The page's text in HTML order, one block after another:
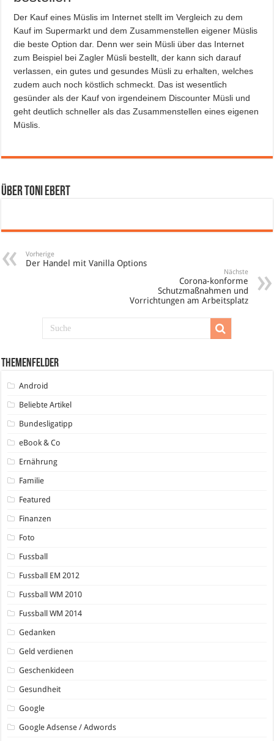
Der Kauf eines Müslis im Internet stellt im Vergleich zu dem
Kauf im Supermarkt und dem Zusammenstellen eigener Müslis
die beste Option dar. Denn wer sein Müsli über das Internet
zum Beispiel bei Zagler Müsli bestellt, der kann sich darauf
verlassen, ein gutes und gesundes Müsli zu erhalten, welches
zudem auch noch köstlich schmeckt. Das ist wesentlich
gesünder als der Kauf von irgendeinem Discounter Müsli und
geht deutlich schneller als das Zusammenstellen eines eigenen
Müslis.
Über Toni Ebert
Vorherige
Der Handel mit Vanilla Options
Nächste
Corona-konforme
Schutzmaßnahmen und
Vorrichtungen am Arbeitsplatz
Themenfelder
Android
Beliebte Artikel
Bundesligatipp
eBook & Co
Ernährung
Familie
Featured
Finanzen
Foto
Fussball
Fussball EM 2012
Fussball WM 2010
Fussball WM 2014
Gedanken
Geld verdienen
Geschenkideen
Gesundheit
Google
Google Adsense / Adwords